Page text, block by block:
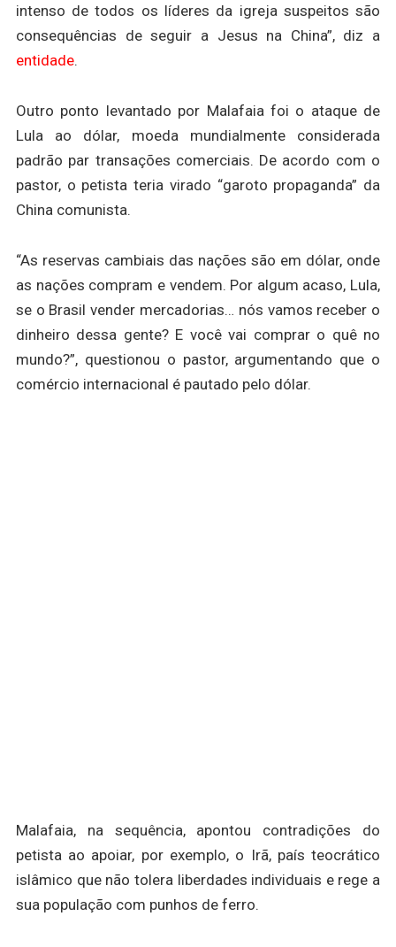
intenso de todos os líderes da igreja suspeitos são
consequências de seguir a Jesus na China”, diz a
entidade.
Outro ponto levantado por Malafaia foi o ataque de
Lula ao dólar, moeda mundialmente considerada
padrão par transações comerciais. De acordo com o
pastor, o petista teria virado “garoto propaganda” da
China comunista.
“As reservas cambiais das nações são em dólar, onde
as nações compram e vendem. Por algum acaso, Lula,
se o Brasil vender mercadorias… nós vamos receber o
dinheiro dessa gente? E você vai comprar o quê no
mundo?”, questionou o pastor, argumentando que o
comércio internacional é pautado pelo dólar.
Malafaia, na sequência, apontou contradições do
petista ao apoiar, por exemplo, o Irã, país teocrático
islâmico que não tolera liberdades individuais e rege a
sua população com punhos de ferro.